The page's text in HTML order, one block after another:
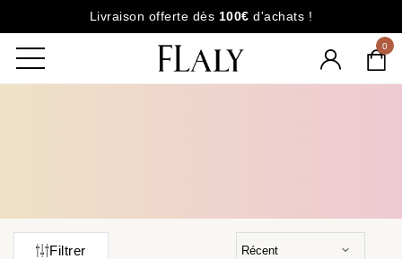
Livraison offerte dès 100€d'achats !
0
Filtrer